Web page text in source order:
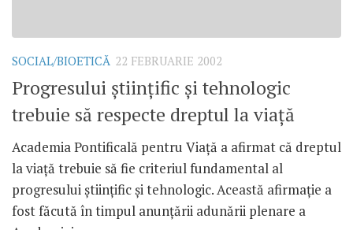
SOCIAL/BIOETICĂ 22 FEBRUARIE 2002
Progresului ştiinţific şi tehnologic
trebuie să respecte dreptul la viaţă
Academia Pontificală pentru Viaţă a afirmat că dreptul
la viaţă trebuie să fie criteriul fundamental al
progresului ştiinţific şi tehnologic. Această afirmaţie a
fost făcută în timpul anunţării adunării plenare a